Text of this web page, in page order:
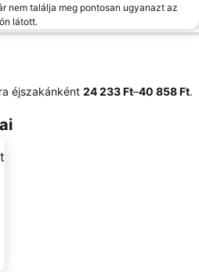
nem találja meg pontosan ugyanazt az
látott.
éjszakánként ‎24 233 Ft–‎40 858 Ft.